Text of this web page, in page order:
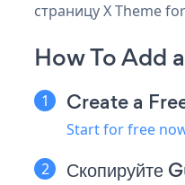
страницу X Theme
How To Add
Create a
Start for free
Скопируйте